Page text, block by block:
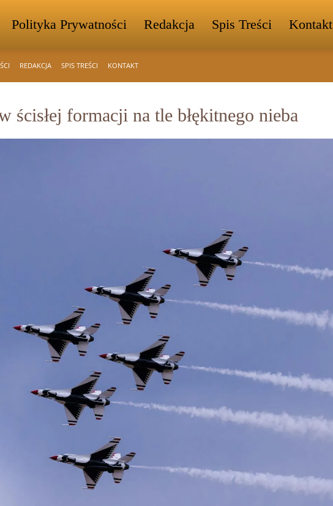
Polityka Prywatności Redakcja Spis Treści Kontakt
REDAKCJA SPIS TREŚCI KONTAKT
formacji na tle błękitnego nieba